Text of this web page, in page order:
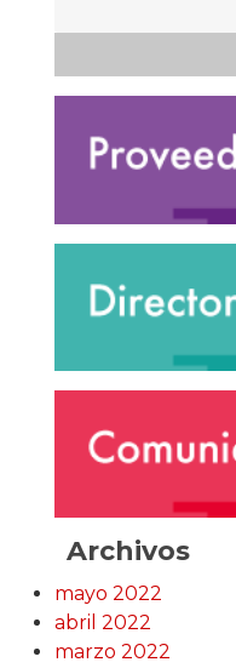
Archivos
mayo 2022
abril 2022
marzo 2022